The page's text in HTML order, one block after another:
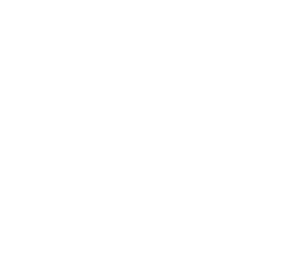
har
Med sina 14 våningar
det ingen oberörd.
fönster och innerdörrar till Norra